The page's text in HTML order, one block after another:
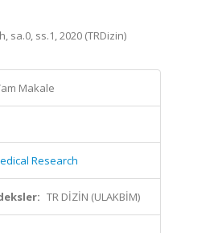
sa.0, ss.1, 2020 (TRDizin)
Makale
Research
TR DİZİN (ULAKBİM)